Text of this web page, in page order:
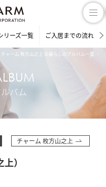
リーズ一覧 ご入居までの流れ
チャーム 枚方山之上 の暮らしのアルバム一覧
バム
チャーム 枚方山之上
）